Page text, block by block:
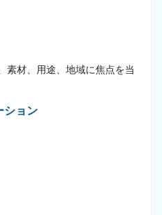
素材、用途、地域に焦点を当
ション